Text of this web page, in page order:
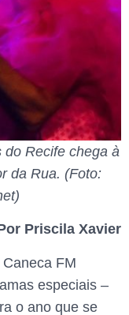
do Recife chega à
da Rua. (Foto:
Priscila Xavier
FM
especiais –
o ano que se